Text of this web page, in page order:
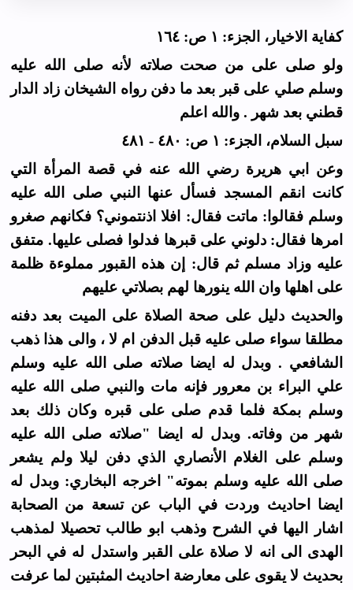
كفاية الاخيار، الجزء: ١ ص: ١٦٤
ولو صلى على من صحت صلاته لأنه صلى الله عليه
وسلم صلي على قبر بعد ما دفن رواه الشيخان زاد الدار
قطني بعد شهر . والله اعلم
سبل السلام، الجزء: ١ ص: ٤٨٠ - ٤٨١
وعن ابي هريرة رضي الله عنه في قصة المرأة التي
كانت انقم المسجد فسأل عنها النبي صلى الله عليه
وسلم فقالوا: ماتت فقال: افلا اذنتموني؟ فكانهم صغرو
امرها فقال: دلوني على قبرها فدلوا فصلى عليها. متفق
عليه وزاد مسلم ثم قال: إن هذه القبور مملوءة ظلمة
على اهلها وان الله ينورها لهم بصلاتي عليهم
والحديث دليل على صحة الصلاة على الميت بعد دفنه
مطلقا سواء صلى عليه قبل الدفن ام لا ، والى هذا ذهب
الشافعي . وبدل له ايضا صلاته صلى الله عليه وسلم
علي البراء بن معرور فإنه مات والنبي صلى الله عليه
وسلم بمكة فلما قدم صلى على قبره وكان ذلك بعد
شهر من وفاته. وبدل له ايضا "صلاته صلى الله عليه
وسلم على الغلام الأنصاري الذي دفن ليلا ولم يشعر
صلى الله عليه وسلم بموته" اخرجه البخاري: وبدل له
ايضا احاديث وردت في الباب عن تسعة من الصحابة
اشار اليها في الشرح وذهب ابو طالب تحصيلا لمذهب
الهدى الى انه لا صلاة على القبر واستدل له في البحر
بحديث لا يقوى على معارضة احاديث المثبتين لما عرفت